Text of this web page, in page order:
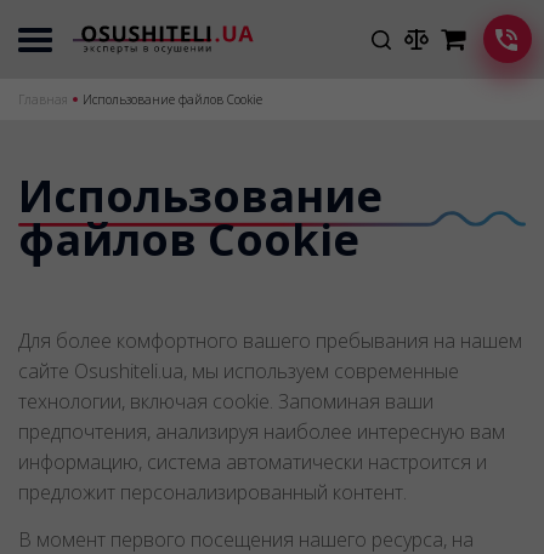
Главная Использование файлов Cookie
Использование
файлов Cookie
Для более комфортного вашего пребывания на нашем
сайте Osushiteli.ua, мы используем современные
технологии, включая cookie. Запоминая ваши
предпочтения, анализируя наиболее интересную вам
информацию, система автоматически настроится и
предложит персонализированный контент.
В момент первого посещения нашего ресурса, на